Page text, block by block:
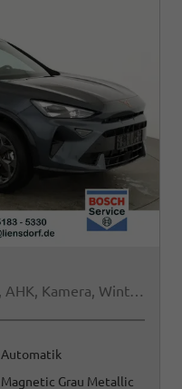
Automatik
Magnetic Grau Metallic